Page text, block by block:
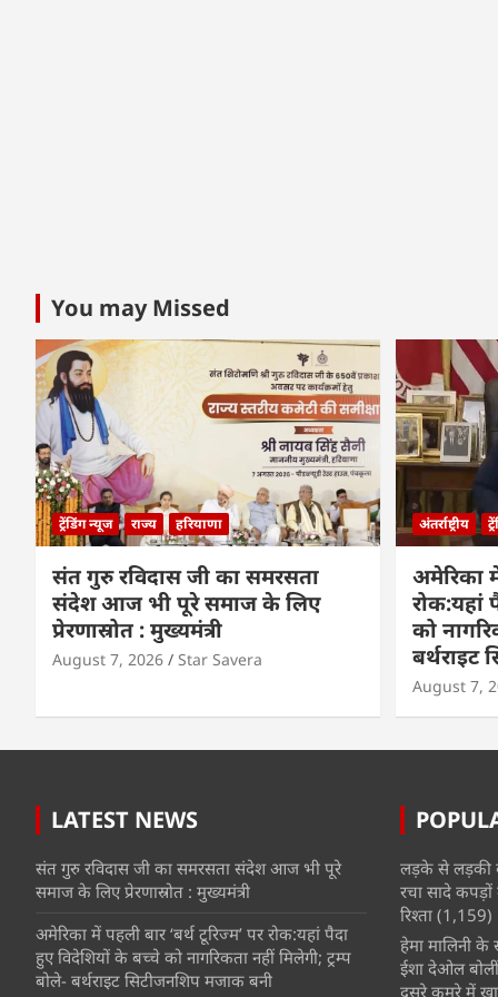
You may Missed
ट्रेंडिंग न्यूज राज्य हरियाणा
संत गुरु रविदास जी का समरसता
संदेश आज भी पूरे समाज के लिए
प्रेरणास्रोत : मुख्यमंत्री
August 7, 2026 Star Savera
अंतर्राष्ट्रीय
अमेरिका में
रोक:यहां
को
बर्थराइट
August 7,
LATEST NEWS
संत गुरु रविदास जी का समरसता संदेश आज भी पूरे
समाज के लिए प्रेरणास्रोत : मुख्यमंत्री
अमेरिका में पहली बार ‘बर्थ टूरिज्म’ पर रोक:यहां पैदा
हुए विदेशियों के बच्चे को नागरिकता नहीं मिलेगी; ट्रम्प
बोले- बर्थराइट सिटीजनशिप मजाक बनी
लड़के से लड़की
रचा सादे
रिश्ता (1,159)
हेमा मालिनी के
ईशा देओल
दूसरे कमरे में